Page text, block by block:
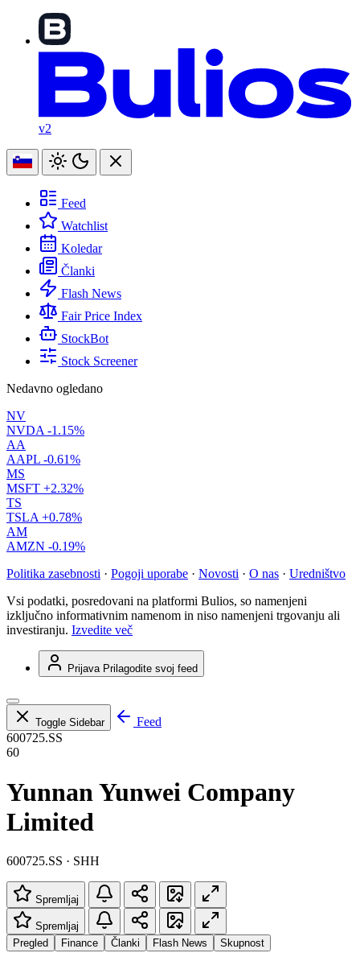
v2
Feed
Watchlist
Koledar
Članki
Flash News
Fair Price Index
StockBot
Stock Screener
Nedavno ogledano
NV
NVDA -1.15%
AA
AAPL -0.61%
MS
MSFT +2.32%
TS
TSLA +0.78%
AM
AMZN -0.19%
Politika zasebnosti · Pogoji uporabe · Novosti · O nas · Uredništvo
Vsi podatki, posredovani na platformi Bulios, so namenjeni
izključno informativnim namenom in niso namenjeni trgovanju ali
investiranju. Izvedite več
Prijava Prilagodite svoj feed
Toggle Sidebar
Feed
600725.SS
60
Yunnan Yunwei Company
Limited
600725.SS · SHH
Spremljaj
Spremljaj
Pregled
Finance Članki Flash News Skupnost